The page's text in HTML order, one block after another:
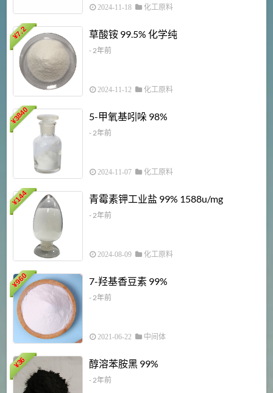
2024-11-18 化工原料
¥
7.2 草酸铵 99.5% 化学纯
- 2年前
2024-11-12 化工原料
¥
3840 5-甲氧基吲哚 98%
- 2年前
2024-11-07 化工原料
¥
144 青霉素钾工业盐 99% 1588u/mg
- 2年前
2024-08-09 化工原料
¥
960 7-羟基香豆素 99%
- 2年前
2021-06-22 中间体
¥
36 醇溶苯胺黑 99%
- 2年前